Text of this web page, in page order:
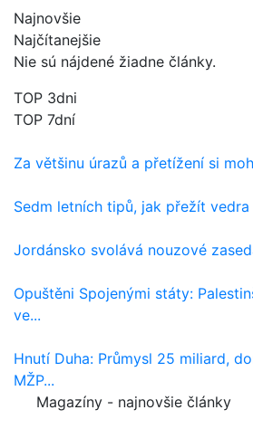
Najnovšie
Najčítanejšie
Nie sú nájdené žiadne články.
TOP 3dni
TOP 7dní
Za většinu úrazů a přetížení si
Sedm letních tipů, jak přežít vedra
Jordánsko svolává nouzové
Opuštěni Spojenými státy:
ve...
Hnutí Duha: Průmysl 25 miliard,
MŽP...
Magazíny - najnovšie články